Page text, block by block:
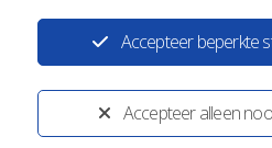
Accepteer alleen
Accepteer beperkte